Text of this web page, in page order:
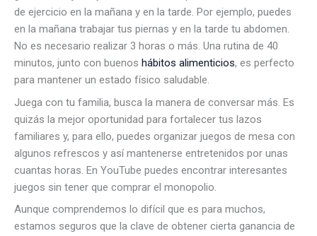
de ejercicio en la mañana y en la tarde. Por ejemplo, puedes
en la mañana trabajar tus piernas y en la tarde tu abdomen.
No es necesario realizar 3 horas o más. Una rutina de 40
minutos, junto con buenos hábitos alimenticios, es perfecto
para mantener un estado físico saludable.
Juega con tu familia, busca la manera de conversar más. Es
quizás la mejor oportunidad para fortalecer tus lazos
familiares y, para ello, puedes organizar juegos de mesa con
algunos refrescos y así mantenerse entretenidos por unas
cuantas horas. En YouTube puedes encontrar interesantes
juegos sin tener que comprar el monopolio.
Aunque comprendemos lo difícil que es para muchos,
estamos seguros que la clave de obtener cierta ganancia de